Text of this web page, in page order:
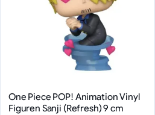
One Piece POP! Animation Vinyl
Figuren Sanji (Refresh) 9 cm